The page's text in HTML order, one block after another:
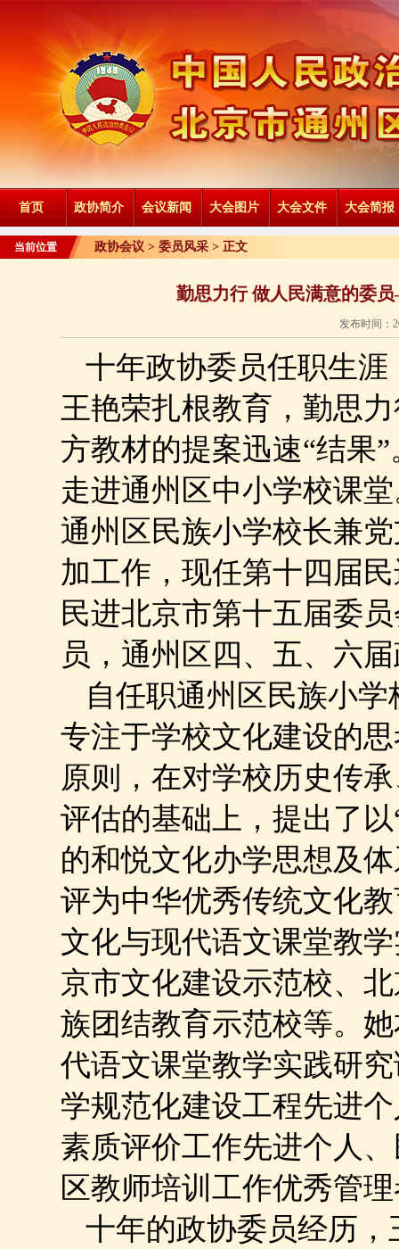
首页 政协简介 会议新闻 大会图片 大会文件 大会简报
当前位置 政协会议 > 委员风采 > 正文
勤思力行 做人民满意的委
发布时间：
十年政协委员任职生
王艳荣扎根教育，勤思
方教材的提案迅速“结果
走进通州区中小学校课
通州区民族小学校长兼
加工作，现任第十四届
民进北京市第十五届委
员，通州区四、五、六
自任职通州区民族小
专注于学校文化建设的
原则，在对学校历史传
评估的基础上，提出了
的和悦文化办学思想及
评为中华优秀传统文化
文化与现代语文课堂教
京市文化建设示范校、
族团结教育示范校等。
代语文课堂教学实践研
学规范化建设工程先进
素质评价工作先进个人
区教师培训工作优秀管
十年的政协委员经历